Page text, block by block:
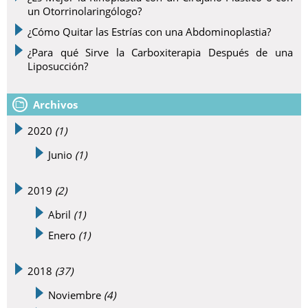
un Otorrinolaringólogo?
¿Cómo Quitar las Estrías con una Abdominoplastia?
¿Para qué Sirve la Carboxiterapia Después de una
Liposucción?
Archivos
2020 (1)
Junio (1)
2019 (2)
Abril (1)
Enero (1)
2018 (37)
Noviembre (4)